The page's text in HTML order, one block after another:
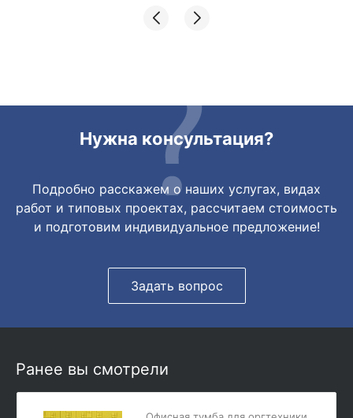
складах их переместили на один. Так же
Нужна консультация?
Подробно расскажем о наших услугах, видах
работ и типовых проектах, рассчитаем стоимость
и подготовим индивидуальное предложение!
Задать вопрос
Ранее вы смотрели